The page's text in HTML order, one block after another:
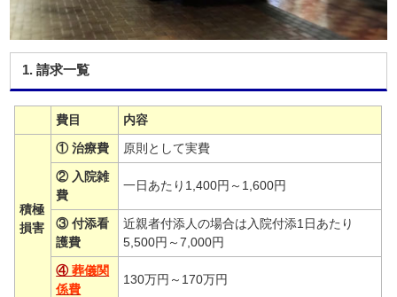
1. 請求一覧
費目 内容
積極
損害
① 治療費
原則として実費
② 入院雑
費
一日あたり1,400円～1,600円
③ 付添看
護費
近親者付添人の場合は入院付添1日あたり
5,500円～7,000円
④葬儀関
係費
130万円～170万円